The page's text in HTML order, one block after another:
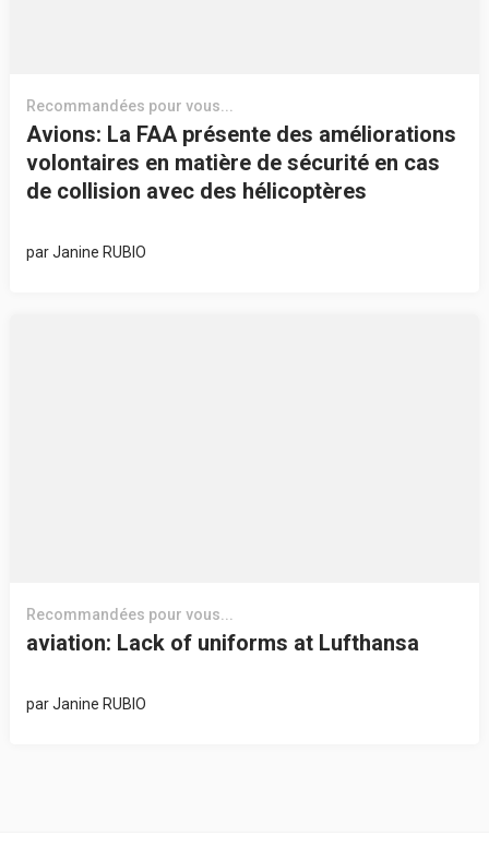
Recommandées pour vous...
Avions: La FAA présente des améliorations
volontaires en matière de sécurité en cas
de collision avec des hélicoptères
parJanine RUBIO
Recommandées pour vous...
aviation: Lack of uniforms at Lufthansa
parJanine RUBIO